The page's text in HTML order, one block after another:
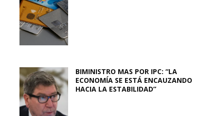
BIMINISTRO MAS POR IPC: “LA
ECONOMÍA SE ESTÁ ENCAUZANDO
HACIA LA ESTABILIDAD”